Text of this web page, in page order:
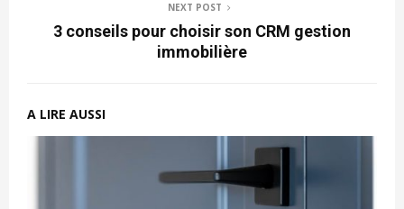
NEXT POST
3 conseils pour choisir son CRM gestion
immobilière
A LIRE AUSSI